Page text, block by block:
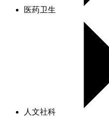
医药卫生
人文社科